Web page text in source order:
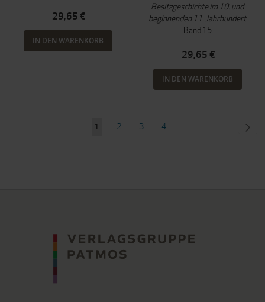
29,65 €
IN DEN WARENKORB
Besitzgeschichte im 10. und
beginnenden 11. Jahrhundert
Band 15
29,65 €
IN DEN WARENKORB
Seite
Sie
1 Seite
2 Seite
3 Seite
4